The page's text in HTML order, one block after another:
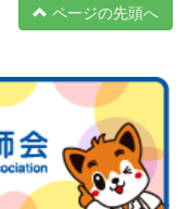
ページの先頭へ